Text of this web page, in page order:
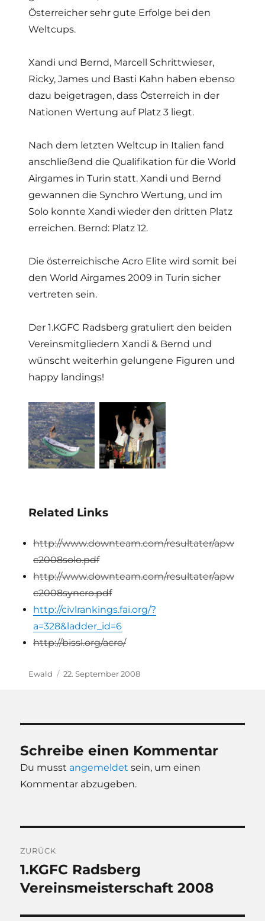
Österreicher sehr gute Erfolge bei den
Weltcups.
Xandi und Bernd, Marcell Schrittwieser,
Ricky, James und Basti Kahn haben ebenso
dazu beigetragen, dass Österreich in der
Nationen Wertung auf Platz 3 liegt.
Nach dem letzten Weltcup in Italien fand
anschließend die Qualifikation für die World
Airgames in Turin statt. Xandi und Bernd
gewannen die Synchro Wertung, und im
Solo konnte Xandi wieder den dritten Platz
erreichen. Bernd: Platz 12.
Die österreichische Acro Elite wird somit bei
den World Airgames 2009 in Turin sicher
vertreten sein.
Der 1.KGFC Radsberg gratuliert den beiden
Vereinsmitgliedern Xandi & Bernd und
wünscht weiterhin gelungene Figuren und
happy landings!
Related Links
http://www.downteam.com/resultater/apw
c2008solo.pdf
http://www.downteam.com/resultater/apw
c2008syncro.pdf
http://civlrankings.fai.org/?
a=328&ladder_id=6
http://bissl.org/acro/
Autor
Ewald
Veröffentlicht
22. September 2008
Schreibe einen Kommentar
Du musst angemeldet sein, um einen
Kommentar abzugeben.
ZURÜCK
Vorheriger
Beitrag:
1.KGFC Radsberg
Vereinsmeisterschaft 2008